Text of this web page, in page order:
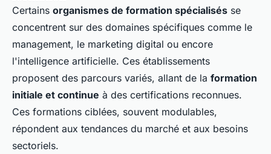
Certains organismes de formation spécialisés se
concentrent sur des domaines spécifiques comme le
management, le marketing digital ou encore
l'intelligence artificielle. Ces établissements
proposent des parcours variés, allant de la formation
initiale et continue à des certifications reconnues.
Ces formations ciblées, souvent modulables,
répondent aux tendances du marché et aux besoins
sectoriels.